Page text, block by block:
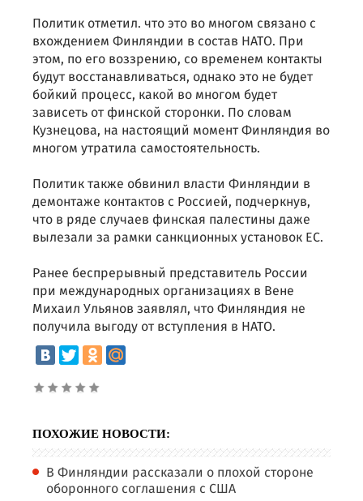
Политик отметил. что это во многом связано с
вхождением Финляндии в состав НАТО. При
этом, по его воззрению, со временем контакты
будут восстанавливаться, однако это не будет
бойкий процесс, какой во многом будет
зависеть от финской сторонки. По словам
Кузнецова, на настоящий момент Финляндия во
многом утратила самостоятельность.
Политик также обвинил власти Финляндии в
демонтаже контактов с Россией, подчеркнув,
что в ряде случаев финская палестины даже
вылезали за рамки санкционных установок ЕС.
Ранее беспрерывный представитель России
при международных организациях в Вене
Михаил Ульянов заявлял, что Финляндия не
получила выгоду от вступления в НАТО.
ПОХОЖИЕ НОВОСТИ:
В Финляндии рассказали о плохой стороне
оборонного соглашения с США